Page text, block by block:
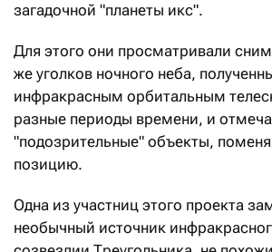
загадочной "планеты икс".
Для этого они просматривали
же уголков ночного неба,
инфракрасным орбитальным
разные периоды времени, и
"подозрительные" объекты,
позицию.
Одна из участниц этого проекта
необычный источник